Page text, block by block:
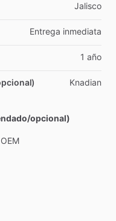
Jalisco
Entrega inmediata
1 año
Knadian
opcional)
OEM